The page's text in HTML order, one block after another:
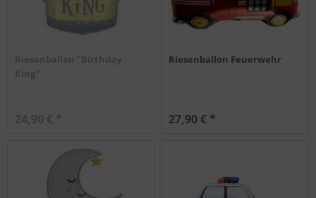
Riesenballon "Birthday
King"
24,90 € *
Riesenballon Feuerwehr
27,90 € *